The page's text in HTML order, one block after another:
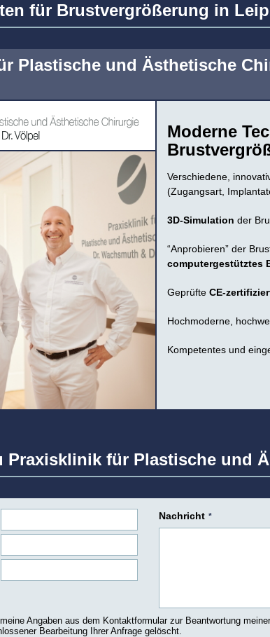
für Brustvergrößerung in
Plastische und Ästhetische
Moderne
Verschiedene,
(Zugangsart,
3D-Simulation der
“Anprobieren” der
computergestütztes
Geprüfte CE-
Hochmoderne,
Kompetentes und
Praxisklinik für Plastische und
Nachricht *
Angaben aus dem Kontaktformular zur Beantwortung
Bearbeitung Ihrer Anfrage gelöscht.